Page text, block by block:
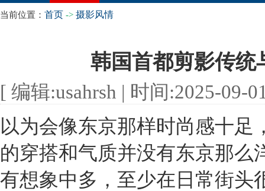
当前位置： 首页 -> 摄影风情
韩国首都剪影传统
[ 编辑:usahrsh | 时间:2025-09-
以为会像东京那样时尚感十足
的穿搭和气质并没有东京那么
有想象中多，至少在日常街头